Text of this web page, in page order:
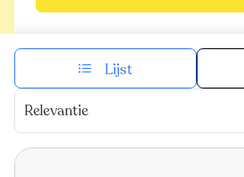
Lijst
Relevantie